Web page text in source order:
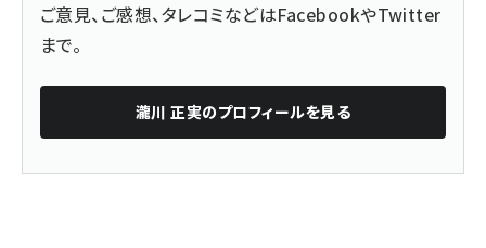
ご意見、ご感想、タレコミなどはFacebookやTwitter
まで。
瀧川 正実のプロフィールを見る